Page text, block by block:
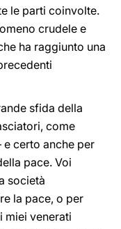
le parti coinvolte.
crudele e
ha raggiunto una
sfida della
come
certo anche per
pace. Voi
società
la pace, o per
miei venerati